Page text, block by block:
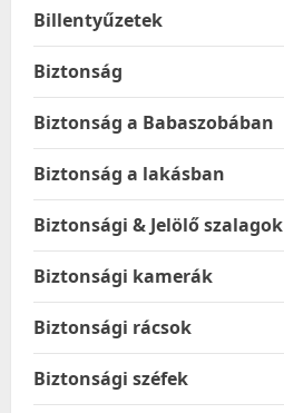
Billentyűzetek
Biztonság
Biztonság a Babaszobában
Biztonság a lakásban
Biztonsági & Jelölő szalagok
Biztonsági kamerák
Biztonsági rácsok
Biztonsági széfek